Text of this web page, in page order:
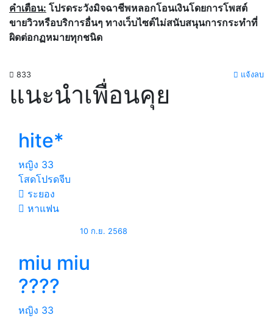
คำเตือน: โปรดระวังมิจฉาชีพหลอกโอนเงินโดยการโพสต์
ขายวิวหรือบริการอื่นๆ ทางเว็บไซต์ไม่สนับสนุนการกระทำที่
ผิดต่อกฏหมายทุกชนิด
833 แจ้งลบ
แนะนำเพื่อนคุย
hite*
หญิง 33
โสดโปรดจีบ
ระยอง
หาแฟน
10 ก.ย. 2568
miu miu
????
หญิง 33